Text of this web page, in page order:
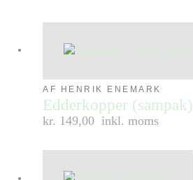
AF HENRIK ENEMARK
Edderkopper (sampak)
kr. 149,00 inkl. moms